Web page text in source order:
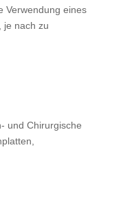
Verwendung eines
je nach zu
und Chirurgische